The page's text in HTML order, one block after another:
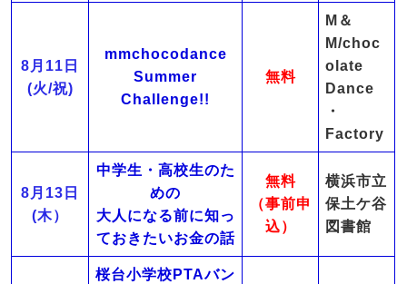
8月11日
(火/祝)
mmchocodance
Summer
Challenge!!
無料
M＆
M/choc
olate
Dance
・
Factory
8月13日
(木）
中学生・高校生のた
めの
大人になる前に知っ
ておきたいお金の話
無料
（事前申
込）
横浜市立
保土ケ谷
図書館
桜台小学校PTAバン